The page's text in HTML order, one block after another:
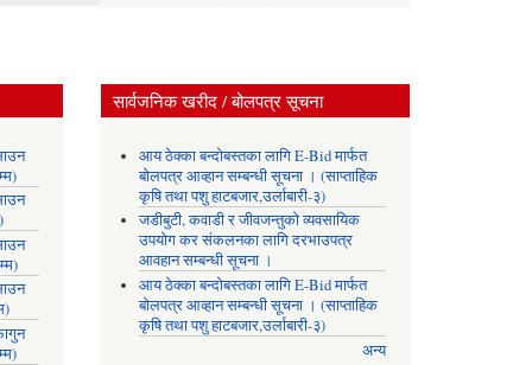
सार्वजनिक खरीद / बोलपत्र सूचना
आय ठेक्का बन्दोबस्तका लागि E-Bid मार्फत
बोलपत्र आव्हान सम्बन्धी सूचना । (साप्ताहिक
कृषि तथा पशु हाटबजार,उर्लाबारी-३)
जडीबुटी, कवाडी र जीवजन्तुको व्यवसायिक
उपयोग कर संकलनका लागि दरभाउपत्र
आवहान सम्बन्धी सूचना ।
आय ठेक्का बन्दोबस्तका लागि E-Bid मार्फत
बोलपत्र आव्हान सम्बन्धी सूचना । (साप्ताहिक
कृषि तथा पशु हाटबजार,उर्लाबारी-३)
अन्य